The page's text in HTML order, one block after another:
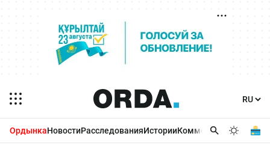
ОрдынкаНовостиРасследованияИсторииКомментарииБизнес